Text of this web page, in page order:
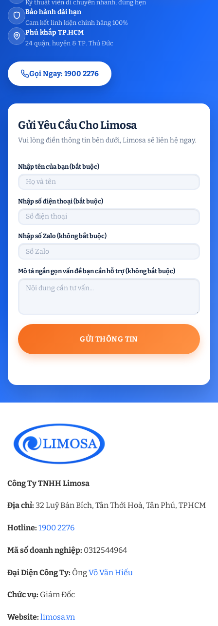
Kỹ thuật viên di chuyển nhanh, đúng hẹn
Bảo hành dài hạn
Cam kết linh kiện chính hãng 100%
Phủ khắp TP.HCM
24 quận, huyện & TP. Thủ Đức
Gọi Ngay: 1900 2276
Gửi Yêu Cầu Cho Limosa
Vui lòng điền thông tin bên dưới, Limosa sẽ liên hệ ngay.
Nhập tên của bạn (bắt buộc)
Nhập số điện thoại (bắt buộc)
Nhập số Zalo (không bắt buộc)
Mô tả ngắn gọn vấn đề bạn cần hỗ trợ (không bắt buộc)
Công Ty TNHH Limosa
Địa chỉ: 32 Luỹ Bán Bích, Tân Thới Hoà, Tân Phú, TPHCM
Hotline: 1900 2276
Mã số doanh nghiệp: 0312544964
Đại Diện Công Ty: ÔngVõ Văn Hiếu
Chức vụ: Giám Đốc
Website: limosa.vn